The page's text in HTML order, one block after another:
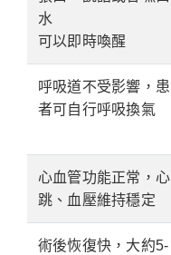
水
可以即時喚醒
呼吸道不受影響，患
者可自行呼吸換氣
心血管功能正常，心
跳、血壓維持穩定
術後恢復快，大約5-